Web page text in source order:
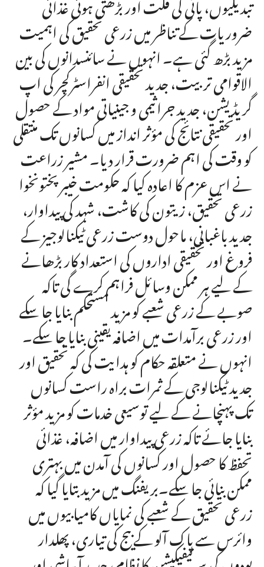
ضروریات کے تناظر میں زرعی تحقیق کی اہمیت
مزید بڑھ گئی ہے۔ انہوں نے سائنسدانوں کی بین
الاقوامی تربیت، جدید تحقیقی انفراسٹرکچر کی اپ
گریڈیشن، جدید جراثیمی و جینیاتی مواد کے حصول
اور تحقیقی نتائج کی مؤثر انداز میں کسانوں تک منتقلی
کو وقت کی اہم ضرورت قرار دیا۔ مشیر زراعت
نے اس عزم کا اعادہ کیا کہ حکومت خیبرپختونخوا
زرعی تحقیق، زیتون کی کاشت، شہد کی پیداوار،
جدید باغبانی، ماحول دوست زرعی ٹیکنالوجیز کے
فروغ اور تحقیقی اداروں کی استعداد کار بڑھانے
کے لیے ہر ممکن وسائل فراہم کرے گی تاکہ
صوبے کے زرعی شعبے کو مزید مستحکم بنایا جا سکے
اور زرعی برآمدات میں اضافہ یقینی بنایا جا سکے۔
انہوں نے متعلقہ حکام کو ہدایت کی کہ تحقیق اور
جدید ٹیکنالوجی کے ثمرات براہ راست کسانوں
تک پہنچانے کے لیے توسیعی خدمات کو مزید مؤثر
بنایا جائے تاکہ زرعی پیداوار میں اضافہ، غذائی
تحفظ کا حصول اور کسانوں کی آمدن میں بہتری
ممکن بنائی جا سکے۔بریفنگ میں مزید بتایا گیا کہ
زرعی تحقیق کے شعبے کی نمایاں کامیابیوں میں
وائرس سے پاک آلو کے بیج کی تیاری، پھلدار